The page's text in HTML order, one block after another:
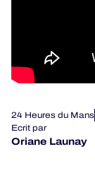
24 Heures du Mans
Ecrit par
Oriane Launay